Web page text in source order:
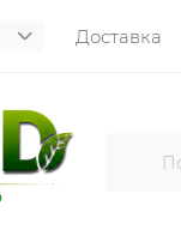
Доставка